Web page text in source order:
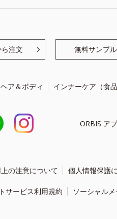
注文 無料サンプ
ヘア＆ボディ インナーケア（食品
ORBIS ア
の注意について 個人情報保護
サービス利用規約 ソーシャル